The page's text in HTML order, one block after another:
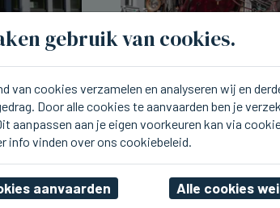
in
SINT-MICHIELS
Op 15 augustus
Brugge
gebruik van cookies.
van cookies verzamelen en analyseren wij en
Door alle cookies te aanvaarden ben je
aanpassen aan je eigen voorkeuren kan via
info vinden over ons cookiebeleid.
aanvaarden Alle cookies